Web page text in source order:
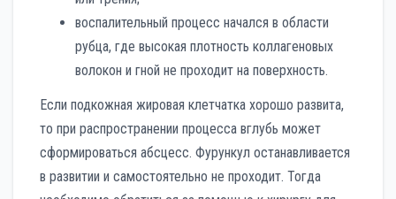
воспалительный процесс начался в области
рубца, где высокая плотность коллагеновых
волокон и гной не проходит на поверхность.
Если подкожная жировая клетчатка хорошо развита,
то при распространении процесса вглубь может
сформироваться абсцесс. Фурункул останавливается
в развитии и самостоятельно не проходит. Тогда